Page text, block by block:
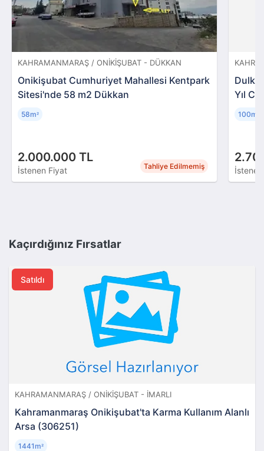
KAHRAMANMARAŞ / ONIKIŞUBAT - DÜKKAN
Onikişubat Cumhuriyet Mahallesi Kentpark
Sitesi'nde 58 m2 Dükkan
2.000.000 TL
İstenen Fiyat Tahliye Edilmemiş
58m²
Yıl
100m
Kaçırdığınız Fırsatlar
Satıldı
KAHRAMANMARAŞ / ONIKIŞUBAT - İMARLI
Kahramanmaraş Onikişubat'ta Karma Kullanım Alanlı
Arsa (306251)
1441m²